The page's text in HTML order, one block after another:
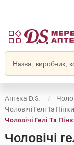
Аптека D.S.
Чоловічі Гелі Та
Чоловічі Гелі Та
Чоловічі